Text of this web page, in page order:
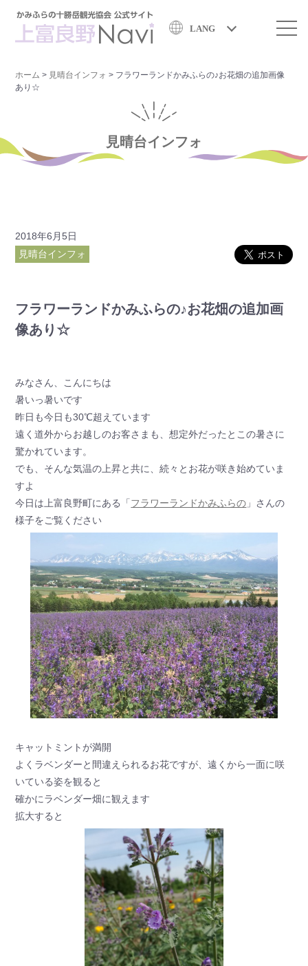
LANG
ホーム > 見晴台インフォ > フラワーランドかみふらの♪お花畑の追加画像
あり☆
見晴台インフォ
2018年6月5日
見晴台インフォ
フラワーランドかみふらの♪お花畑の追加画
像あり☆
みなさん、こんにちは
暑いっ暑いです
昨日も今日も30℃超えています
遠く道外からお越しのお客さまも、想定外だったとこの暑さに
驚かれています。
でも、そんな気温の上昇と共に、続々とお花が咲き始めていま
すよ
今日は上富良野町にある「 フラワーランドかみふらの 」さんの
様子をご覧ください
キャットミントが満開
よくラベンダーと間違えられるお花ですが、遠くから一面に咲
いている姿を観ると
確かにラベンダー畑に観えます
拡大すると